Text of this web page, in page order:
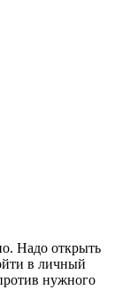
Надо открыть
в личный
нужного